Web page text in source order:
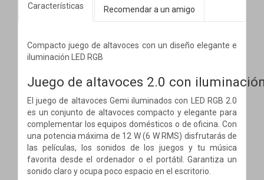
Características Recomendar a un amigo
Compacto juego de altavoces con un diseño elegante e
iluminación LED RGB
Juego de altavoces 2.0 con iluminación
El juego de altavoces Gemi iluminados con LED RGB 2.0
es un conjunto de altavoces compacto y elegante para
complementar los equipos domésticos o de oficina. Con
una potencia máxima de 12 W (6 W RMS) disfrutarás de
las películas, los sonidos de los juegos y tu música
favorita desde el ordenador o el portátil. Garantiza un
sonido claro y ocupa poco espacio en el escritorio.